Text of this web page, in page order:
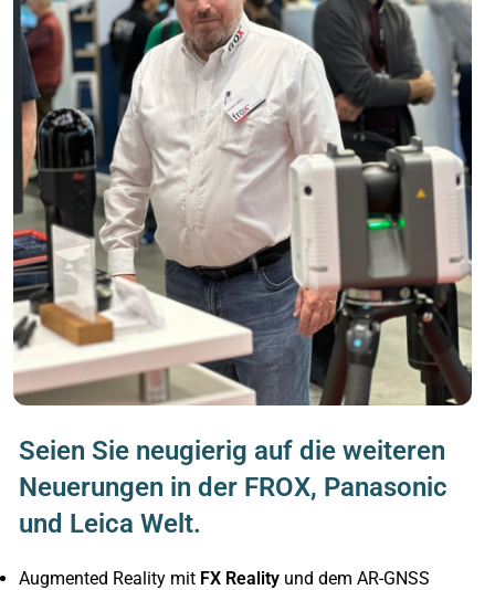
Seien Sie neugierig auf die weiteren
Neuerungen in der FROX, Panasonic
und Leica Welt.
Augmented Reality mit FX Reality und dem AR-GNSS